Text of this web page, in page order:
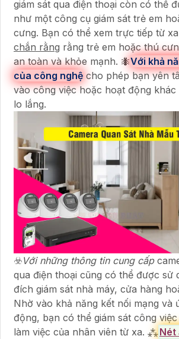
giám sát qua điện thoại còn có thể
như một công cụ giám sát trẻ em
cưng. Bạn có thể xem trực tiếp từ
chắn rằng rằng trẻ em hoặc thú
an toàn và khỏe mạnh. 🐜Với khả
của công nghệ cho phép bạn yên
vào công việc hoặc hoạt động khác
lo lắng.
☣️Với những thông tin cung cấp
qua điện thoại cũng có thể được sử
đích giám sát nhà máy, cửa hàng
Nhờ vào khả năng kết nối mạng và
động, bạn có thể giám sát công
làm việc của nhân viên từ xa. ⁂Nét